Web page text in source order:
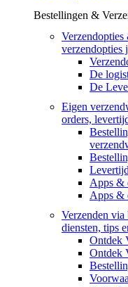
Bestellingen &
Verzendopties
verzendopties
De
De
Eigen
orders,
Levertijd
Apps &
Apps &
Verzenden via
diensten, tips
Ontdek
Ontdek